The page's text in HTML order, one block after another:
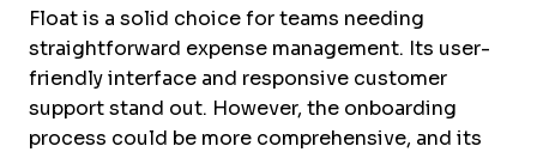
Float is a solid choice for teams needing
straightforward expense management. Its user-
friendly interface and responsive customer
support stand out. However, the onboarding
process could be more comprehensive, and its